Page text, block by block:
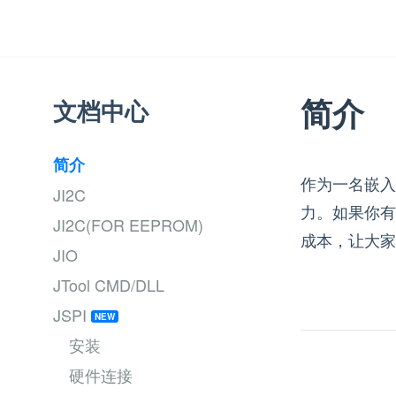
文档中心
简介
JI2C
JI2C(FOR EEPROM)
JIO
JTool CMD/DLL
JSPI
安装
硬件连接
简介
作为一名嵌
力。如果你
成本，让大